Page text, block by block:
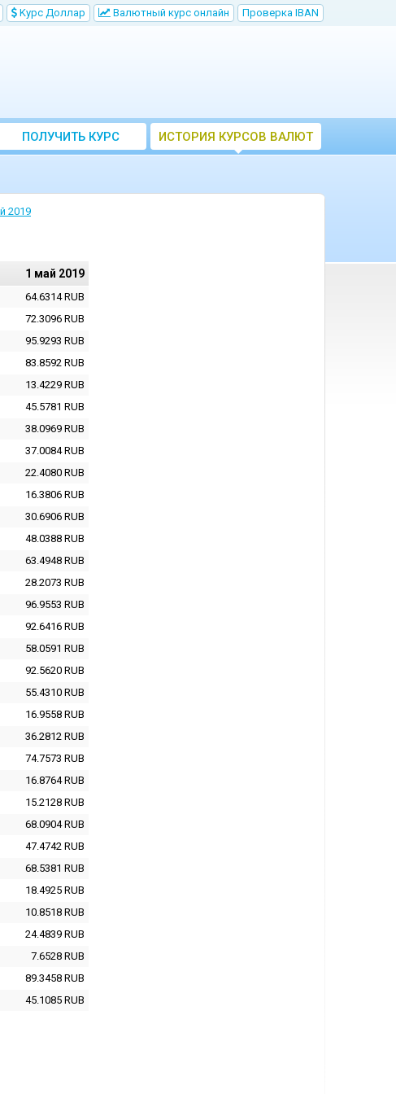
Kурс Доллар Bалютный курс онлайн Проверка IBAN
ПОЛУЧИТЬ КУРС
ВАЛЮТ ЦБ
ИСТОРИЯ КУРСОВ ВАЛЮТ
ЦБ РФ
2019
1 май 2019
64.6314RUB
72.3096 RUB
95.9293 RUB
83.8592 RUB
13.4229 RUB
45.5781 RUB
38.0969 RUB
37.0084RUB
22.4080 RUB
16.3806 RUB
30.6906 RUB
48.0388 RUB
63.4948 RUB
28.2073 RUB
96.9553 RUB
92.6416 RUB
58.0591 RUB
92.5620 RUB
55.4310 RUB
16.9558 RUB
36.2812 RUB
74.7573 RUB
16.8764RUB
15.2128 RUB
68.0904RUB
47.4742 RUB
68.5381 RUB
18.4925 RUB
10.8518 RUB
24.4839 RUB
7.6528 RUB
89.3458 RUB
45.1085 RUB